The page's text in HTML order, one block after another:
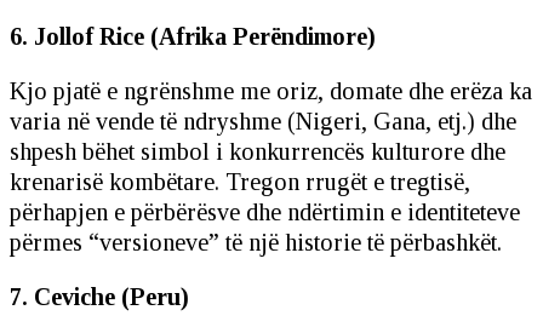
6. Jollof Rice (Afrika Perëndimore)
Kjo pjatë e ngrënshme me oriz, domate dhe erëza ka
varia në vende të ndryshme (Nigeri, Gana, etj.) dhe
shpesh bëhet simbol i konkurrencës kulturore dhe
krenarisë kombëtare. Tregon rrugët e tregtisë,
përhapjen e përbërësve dhe ndërtimin e identiteteve
përmes “versioneve” të një historie të përbashkët.
7. Ceviche (Peru)